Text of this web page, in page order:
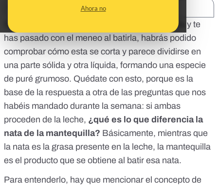
Ahora no
Si alguna vez has intentado montar nata líquida y te
has pasado con el meneo al batirla, habrás podido
comprobar cómo esta se corta y parece dividirse en
una parte sólida y otra líquida, formando una especie
de puré grumoso. Quédate con esto, porque es la
base de la respuesta a otra de las preguntas que nos
habéis mandado durante la semana: si ambas
proceden de la leche, ¿qué es lo que diferencia la
nata de la mantequilla? Básicamente, mientras que
la nata es la grasa presente en la leche, la mantequilla
es el producto que se obtiene al batir esa nata.
Para entenderlo, hay que mencionar el concepto de